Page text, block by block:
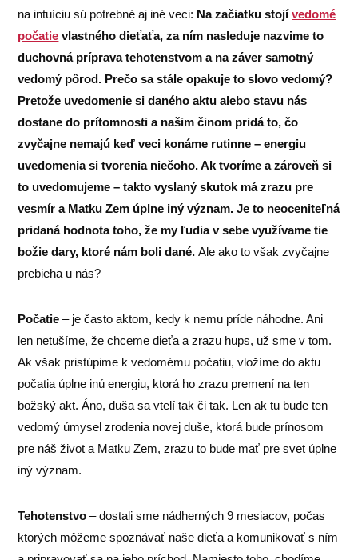
na intuíciu sú potrebné aj iné veci: Na začiatku stojívedomé
počatie vlastného dieťaťa, za ním nasleduje nazvime to
duchovná príprava tehotenstvom a na záver samotný
vedomý pôrod. Prečo sa stále opakuje to slovo vedomý?
Pretože uvedomenie si daného aktu alebo stavu nás
dostane do prítomnosti a našim činom pridá to, čo
zvyčajne nemajú keď veci konáme rutinne – energiu
uvedomenia si tvorenia niečoho. Ak tvoríme a zároveň si
to uvedomujeme – takto vyslaný skutok má zrazu pre
vesmír a Matku Zem úplne iný význam. Je to neoceniteľná
pridaná hodnota toho, že my ľudia v sebe využívame tie
božie dary, ktoré nám boli dané.Ale ako to však zvyčajne
prebieha u nás?
Počatie – je často aktom, kedy k nemu príde náhodne. Ani
len netušíme, že chceme dieťa a zrazu hups, už sme v tom.
Ak však pristúpime k vedomému počatiu, vložíme do aktu
počatia úplne inú energiu, ktorá ho zrazu premení na ten
božský akt. Áno, duša sa vtelí tak či tak. Len ak tu bude ten
vedomý úmysel zrodenia novej duše, ktorá bude prínosom
pre náš život a Matku Zem, zrazu to bude mať pre svet úplne
iný význam.
Tehotenstvo – dostali sme nádherných 9 mesiacov, počas
ktorých môžeme spoznávať naše dieťa a komunikovať s ním